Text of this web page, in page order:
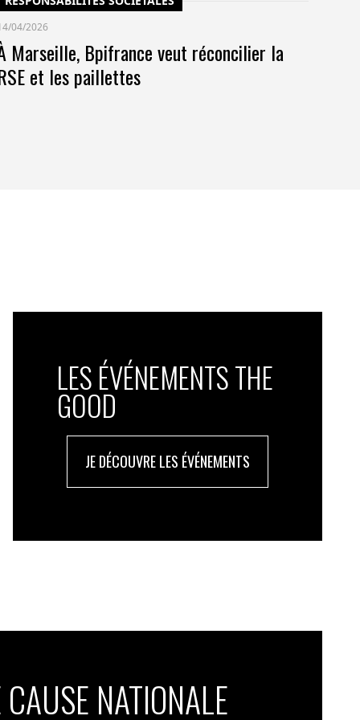
04/2026
Marseille, Bpifrance veut réconcilier la
et les paillettes
LES ÉVÉNEMENTS THE
GOOD
JE DÉCOUVRE LES ÉVÉNEMENTS
NATIONALE